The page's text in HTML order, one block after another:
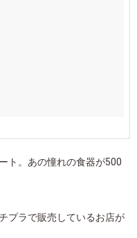
ト。あの憧れの食器が500
プラで販売しているお店が